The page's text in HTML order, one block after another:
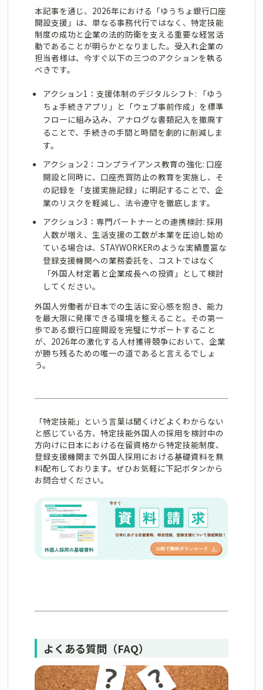
本記事を通じ、2026年における「ゆうちょ銀行口座
開設支援」は、単なる事務代行ではなく、特定技能
制度の成功と企業の法的防衛を支える重要な経営活
動であることが明らかとなりました。受入れ企業の
担当者様は、今すぐ以下の三つのアクションを執る
べきです。
アクション1：支援体制のデジタルシフト: 「ゆう
ちょ手続きアプリ」と「ウェブ事前作成」を標準
フローに組み込み、アナログな書類記入を撤廃す
ることで、手続きの手間と時間を劇的に削減しま
す。
アクション2：コンプライアンス教育の強化: 口座
開設と同時に、口座売買防止の教育を実施し、そ
の記録を「支援実施記録」に明記することで、企
業のリスクを軽減し、法令遵守を徹底します。
アクション3：専門パートナーとの連携検討: 採用
人数が増え、生活支援の工数が本業を圧迫し始め
ている場合は、STAYWORKERのような実績豊富な
登録支援機関への業務委託を、コストではなく
「外国人材定着と企業成長への投資」として検討
してください。
外国人労働者が日本での生活に安心感を抱き、能力
を最大限に発揮できる環境を整えること。その第一
歩である銀行口座開設を完璧にサポートすること
が、2026年の激化する人材獲得競争において、企業
が勝ち残るための唯一の道であると言えるでしょ
う。
「特定技能」という言葉は聞くけどよくわからない
と感じている方、特定技能外国人の採用を検討中の
方向けに日本における在留資格から特定技能制度、
登録支援機関まで外国人採用における基礎資料を無
料配布しております。ぜひお気軽に下記ボタンから
お問合せください。
よくある質問（FAQ）